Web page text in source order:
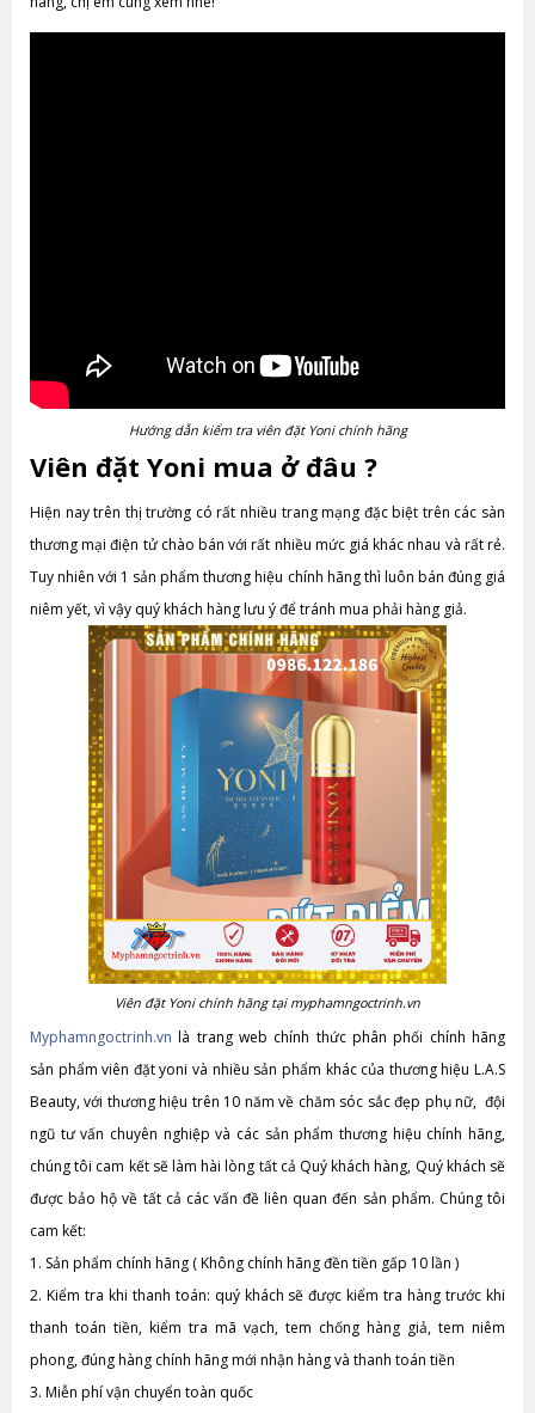
Hướng dẫn kiểm tra viên đặt Yoni chính hãng
Viên đặt Yoni mua ở đâu ?
Hiện nay trên thị trường có rất nhiều trang mạng đặc biệt trên các sàn
thương mại điện tử chào bán với rất nhiều mức giá khác nhau và rất rẻ.
Tuy nhiên với 1 sản phẩm thương hiệu chính hãng thì luôn bán đúng giá
niêm yết, vì vậy quý khách hàng lưu ý để tránh mua phải hàng giả.
Viên đặt Yoni chính hãng tại myphamngoctrinh.vn
Myphamngoctrinh.vn là trang web chính thức phân phối chính hãng
sản phẩm viên đặt yoni và nhiều sản phẩm khác của thương hiệu L.A.S
Beauty, với thương hiệu trên 10 năm về chăm sóc sắc đẹp phụ nữ, đội
ngũ tư vấn chuyên nghiệp và các sản phẩm thương hiệu chính hãng,
chúng tôi cam kết sẽ làm hài lòng tất cả Quý khách hàng, Quý khách sẽ
được bảo hộ về tất cả các vấn đề liên quan đến sản phẩm. Chúng tôi
cam kết:
1. Sản phẩm chính hãng ( Không chính hãng đền tiền gấp 10 lần )
2. Kiểm tra khi thanh toán: quý khách sẽ được kiểm tra hàng trước khi
thanh toán tiền, kiểm tra mã vạch, tem chống hàng giả, tem niêm
phong, đúng hàng chính hãng mới nhận hàng và thanh toán tiền
3. Miễn phí vận chuyển toàn quốc